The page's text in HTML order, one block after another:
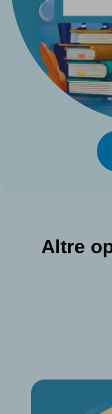
Altre